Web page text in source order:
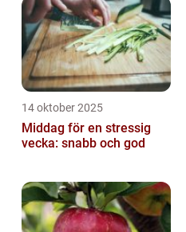
14 oktober 2025
Middag för en stressig
vecka: snabb och god